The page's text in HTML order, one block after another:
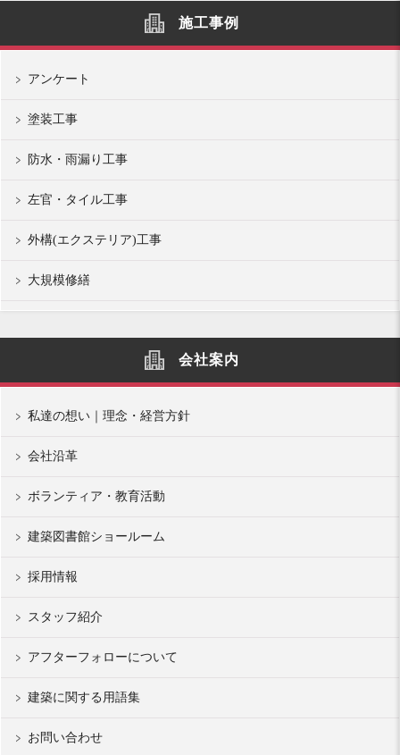
施工事例
アンケート
塗装工事
防水・雨漏り工事
左官・タイル工事
外構(エクステリア)工事
大規模修繕
会社案内
私達の想い｜理念・経営方針
会社沿革
ボランティア・教育活動
建築図書館ショールーム
採用情報
スタッフ紹介
アフターフォローについて
建築に関する用語集
お問い合わせ